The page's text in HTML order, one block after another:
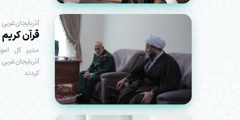
قرآن
مدیر کل
کردند.